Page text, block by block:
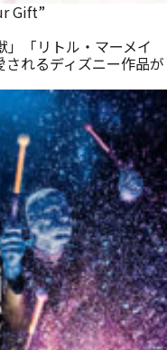
Gift”
「リトル・マーメイ
されるディズニー作品が